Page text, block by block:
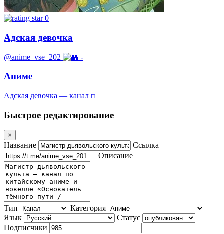
0
Адская девочка
@anime_vse_202 -
Аниме
Адская девочка — канал п
Быстрое редактирование
×
Название
Ссылка
Описание
Тип
Категория
Язык
Статус
Подписчики